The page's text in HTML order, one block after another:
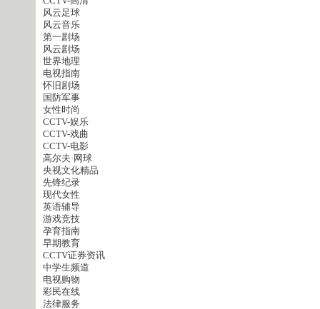
风云足球
风云音乐
第一剧场
风云剧场
世界地理
电视指南
怀旧剧场
国防军事
女性时尚
CCTV-娱乐
CCTV-戏曲
CCTV-电影
高尔夫·网球
央视文化精品
先锋纪录
现代女性
英语辅导
游戏竞技
孕育指南
早期教育
CCTV证券资讯
中学生频道
电视购物
彩民在线
法律服务